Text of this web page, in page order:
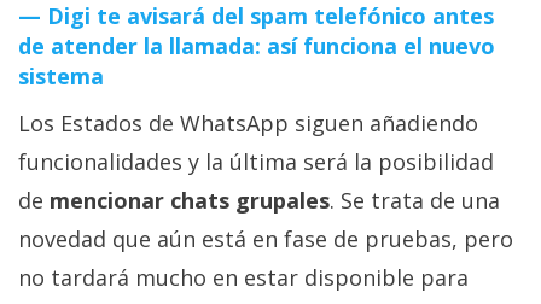
Sistemas
operativos
Profesional
+
Más
temas
Digi te avisará del spam telefónico antes
de atender la llamada: así funciona el nuevo
sistema
Los Estados de WhatsApp siguen añadiendo
funcionalidades y la última será la posibilidad
de mencionar chats grupales. Se trata de una
novedad que aún está en fase de pruebas, pero
no tardará mucho en estar disponible para